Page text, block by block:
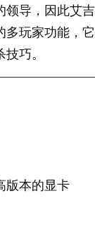
导，因此艾
玩家功能，
巧。
版本的显卡